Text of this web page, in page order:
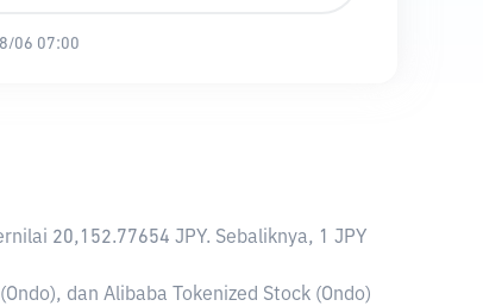
06 07:00
20,152.77654 JPY. Sebaliknya, 1 JPY
dan Alibaba Tokenized Stock (Ondo)